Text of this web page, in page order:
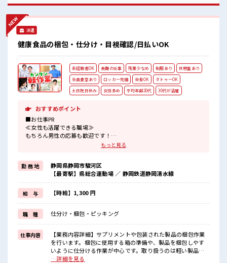
津・三島・伊豆の国・御殿場・小山町エリアでの仕事探しな
ら、私たちがあなたの隣でしっかり伴走します。まずはお気
≫ これまでの経験を活かしませんか？ ブランクがあっても大
丈夫♪ 経験はちょっとだけ…という方もOK！ ≪残業多めで
がっつり稼ぐ≫ 高収入を希望される方にオススメ。 残業は月
20時間以上あります♪ ≪動きやすい制服アリ≫ 制服があるの
で、 毎日の服装の悩み解消♪ ≪自分に向いている仕事が探せ
る≫ 困った事などがあれば、 担当がしっかりサポートしま
す！ ■職場の雰囲気 休憩室でホッと一息リフレッシュ！ ロッ
カーあり！ 安心してお仕事に集中♪ 残業多め！ 稼ぎたい方は
必見！ これまでの経験を活かすチャンス！ ブランクがあって
も問題ナシ♪
派遣
健康食品の梱包・仕分け・目視確認/日払いOK
未経験者OK 長期の仕事 残業少なめ 制服あり
休憩室あり
社員食堂あり
ロッカー完備 染髪OK
タトゥーOK
土日祝日休み
女性多め 平均年齢20代 30代が活躍
おすすめポイント
■お仕事PR
≪女性も活躍できる職場≫
もちろん男性の応募も歓迎です！
場合によってはお願いすることもあります♪
≪週休2日制≫
週末は家族や友人と一緒にプライベート満喫！
≪ヘアカラーOKで自由な雰囲気の職場≫
明るすぎたり奇抜でなければ基本的に自由！
(規定有)≪機能的な制服アリ≫
制服があるので、
毎日の服装の悩み解消♪
≪自分に合った期間で働ける≫
福利厚生が整った派遣のお仕事です！
■職場の雰囲気
女性が多い職場ですが男女は問いません！
もっと見る
勤 務 地
静岡県静岡市駿河区
【最寄駅】県総合運動場 ／ 静岡鉄道静岡清水線
給 与 【時給】1,300 円
職 種 仕分け・梱包・ピッキング
仕事内容
【業務内容詳細】サプリメントや包装された製品の梱包作業
を行います。梱包に使用する箱の準備や、製品を梱包しやす
いように仕分ける作業が中心です。取り扱うのは軽い製品が
ほとんどで、体への負担は少なめ。梱包後は、箱の状態や製
…詳細を見る